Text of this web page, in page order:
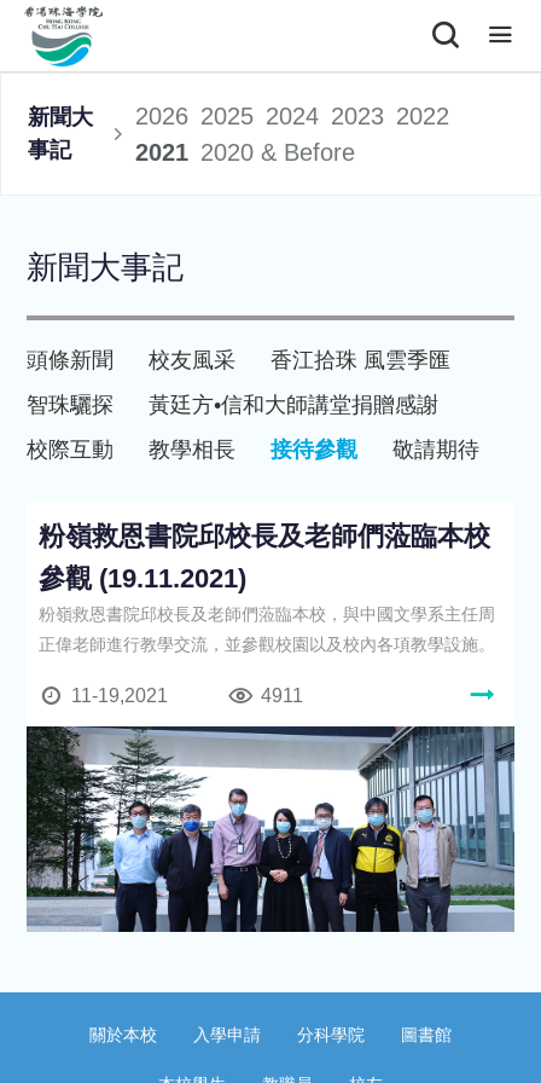
新聞大
事記
2026 2025 2024 2023 2022
2021 2020 & Before
新聞大事記
頭條新聞 校友風采
香江拾珠 風雲季匯
智珠驪探
黃廷方•信和大師講堂捐贈感謝
校際互動
教學相長 接待參觀 敬請期待
粉嶺救恩書院邱校長及老師們蒞臨本校
參觀 (19.11.2021)
粉嶺救恩書院邱校長及老師們蒞臨本校，與中國文學系主任周
正偉老師進行教學交流，並參觀校園以及校內各項教學設施。
11-19,2021 4911
關於本校 入學申請 分科學院 圖書館